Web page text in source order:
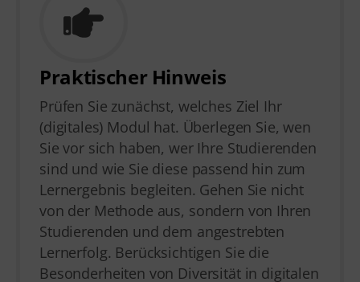
Praktischer Hinweis
Prüfen Sie zunächst, welches Ziel Ihr
(digitales) Modul hat. Überlegen Sie, wen
Sie vor sich haben, wer Ihre Studierenden
sind und wie Sie diese passend hin zum
Lernergebnis begleiten. Gehen Sie nicht
von der Methode aus, sondern von Ihren
Studierenden und dem angestrebten
Lernerfolg. Berücksichtigen Sie die
Besonderheiten von Diversität in digitalen